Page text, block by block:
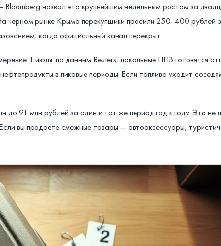
назвал это крупнейшим недельным ростом за
рынке Крыма перекупщики просили 250–400 рублей
когда официальный канал перекрыт.
1 июля: по данным Reuters, локальные НПЗ готовятся
в пиковые периоды. Если топливо уходит
до 91 млн рублей за один и тот же период год к году. Это
вы продаёте смежные товары — автоаксессуары,